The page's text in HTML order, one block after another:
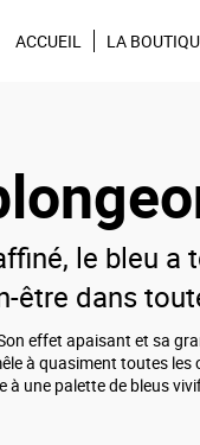
ACCUEIL LA
le bleu
être dans
effet apaisant et sa
à quasiment toutes les
une palette de bleus